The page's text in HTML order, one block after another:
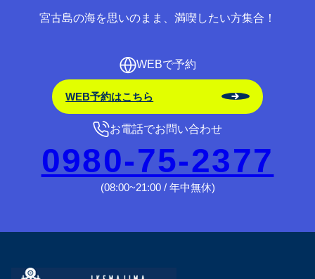
宮古島の海を思いのまま、満喫したい方集合！
WEBで予約
WEB予約はこちら
お電話でお問い合わせ
0980-75-2377
(08:00~21:00 / 年中無休)